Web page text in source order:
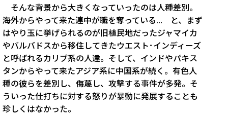
そんな背景から大きくなっていったのは人種差別。
海外からやって来た連中が職を奪っている... と、まず
はやり玉に挙げられるのが旧植民地だったジャマイカ
やバルバドスから移住してきたウエスト･インディーズ
と呼ばれるカリブ系の人達。そして、インドやパキス
タンからやって来たアジア系に中国系が続く。有色人
種の彼らを差別し、侮蔑し、攻撃する事件が多発。そ
ういった仕打ちに対する怒りが暴動に発展することも
珍しくはなかった。